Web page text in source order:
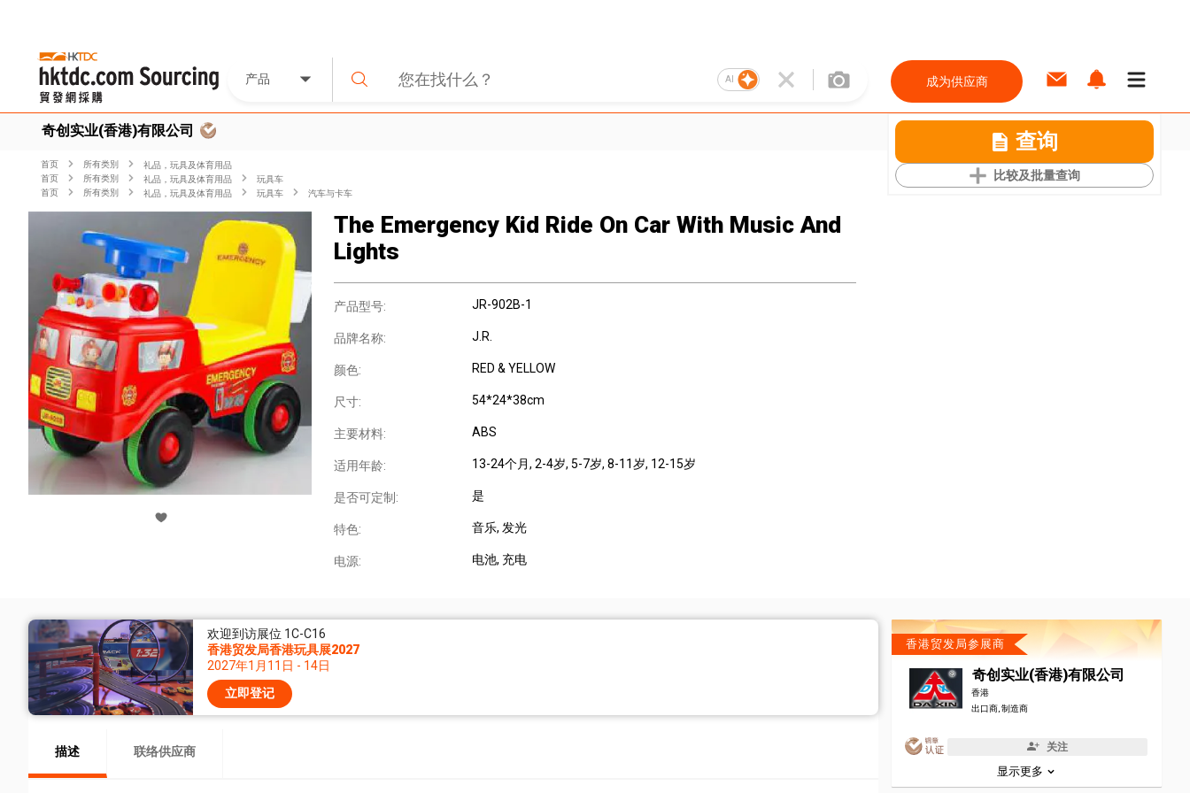
产品 AI 成为供应商
奇创实业(香港)有限公司 查询
比较及批量查询
首页 所有类別
礼品，玩具及体育用品
首页
所有类別 礼品，玩具及体育用品
玩具车
首页
所有类別 礼品，玩具及体育用品 玩具车 汽车与卡车
The Emergency Kid Ride On Car With Music And
Lights
产品型号: JR-902B-1
品牌名称: J.R.
颜色: RED & YELLOW
尺寸: 54*24*38cm
主要材料: ABS
适用年龄: 13-24个月, 2-4岁, 5-7岁, 8-11岁, 12-15岁
是否可定制: 是
特色: 音乐, 发光
电源: 电池, 充电
欢迎到访展位 1C-C16
香港贸发局香港玩具展2027
2027年1月11日 - 14日
立即登记
描述 联络供应商
香港贸发局参展商
奇创实业(香港)有限公司
香港
出口商, 制造商
关注
显示更多